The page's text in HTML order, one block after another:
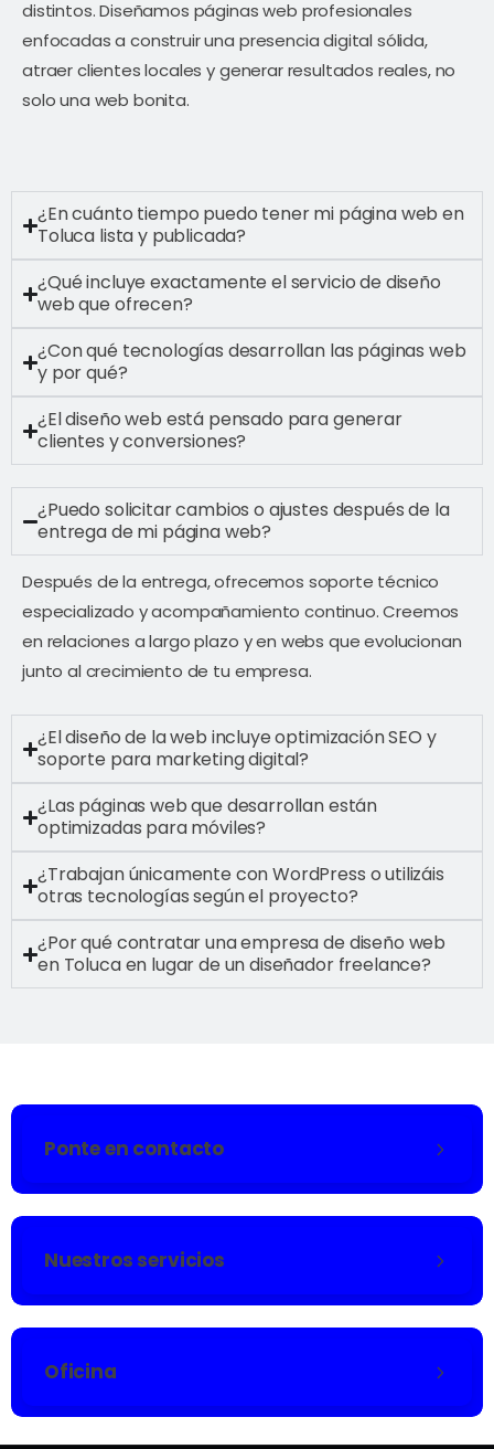
distintos. Diseñamos páginas web profesionales
enfocadas a construir una presencia digital sólida,
atraer clientes locales y generar resultados reales, no
solo una web bonita.
¿En cuánto tiempo puedo tener mi página web en
Toluca lista y publicada?
¿Qué incluye exactamente el servicio de diseño
web que ofrecen?
¿Con qué tecnologías desarrollan las páginas web
y por qué?
¿El diseño web está pensado para generar
clientes y conversiones?
¿Puedo solicitar cambios o ajustes después de la
entrega de mi página web?
Después de la entrega, ofrecemos soporte técnico
especializado y acompañamiento continuo. Creemos
en relaciones a largo plazo y en webs que evolucionan
junto al crecimiento de tu empresa.
¿El diseño de la web incluye optimización SEO y
soporte para marketing digital?
¿Las páginas web que desarrollan están
optimizadas para móviles?
¿Trabajan únicamente con WordPress o utilizáis
otras tecnologías según el proyecto?
¿Por qué contratar una empresa de diseño web
en Toluca en lugar de un diseñador freelance?
Ponte en contacto
Nuestros servicios
Oficina